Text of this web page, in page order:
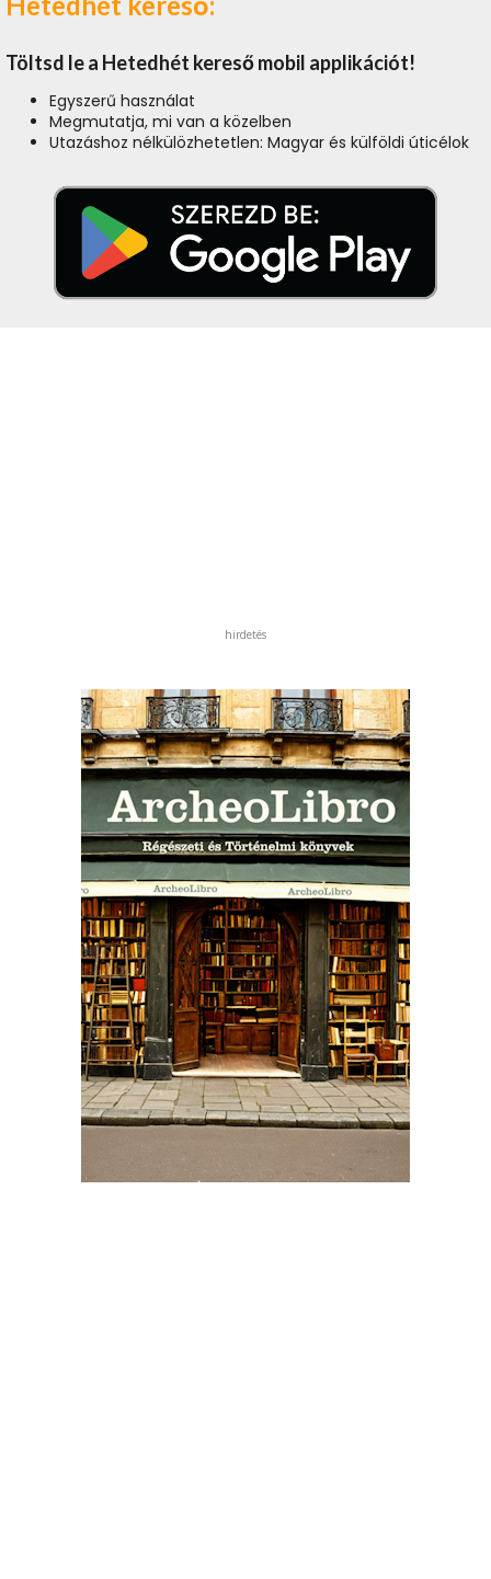
Töltsd le a Hetedhét kereső mobil applikációt!
Egyszerű használat
Megmutatja, mi van a közelben
Utazáshoz nélkülözhetetlen: Magyar és külföldi úticélok
hirdetés